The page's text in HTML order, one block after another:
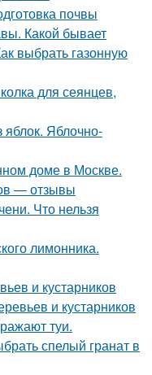
почвы
Какой бывает
выбрать газонную
для сеянцев,
яблок. Яблочно-
доме в Москве.
— отзывы
Что нельзя
лимонника.
и кустарников
и кустарников
туи.
спелый гранат в